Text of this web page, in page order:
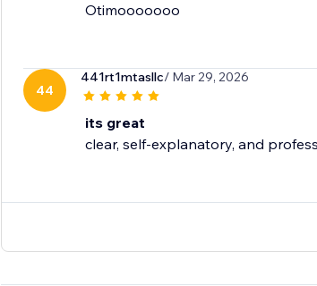
Otimooooooo
44
441rt1mtasllc/ Mar 29, 2026
its great
clear, self‑explanatory, and